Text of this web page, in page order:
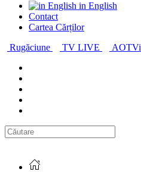
in English
Contact
Cartea Cărților
Rugăciune
TV LIVE AOTVi